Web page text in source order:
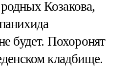
Козакова,
будет. Похоронят
кладбище.